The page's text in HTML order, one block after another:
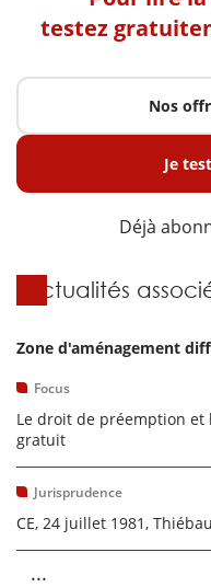
testez
Nos
Je
Déjà
Actualités
Zone d'aménagement
Focus
Le droit de préemption et
gratuit
Jurisprudence
CE, 24 juillet 1981,
...